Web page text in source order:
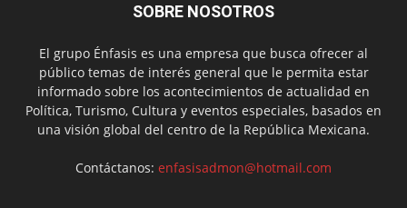
SOBRE NOSOTROS
El grupo Énfasis es una empresa que busca ofrecer al
público temas de interés general que le permita estar
informado sobre los acontecimientos de actualidad en
Política, Turismo, Cultura y eventos especiales, basados en
una visión global del centro de la República Mexicana.
Contáctanos: enfasisadmon@hotmail.com